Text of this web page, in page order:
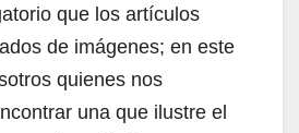
que los artículos
de imágenes; en este
quienes nos
una que ilustre el